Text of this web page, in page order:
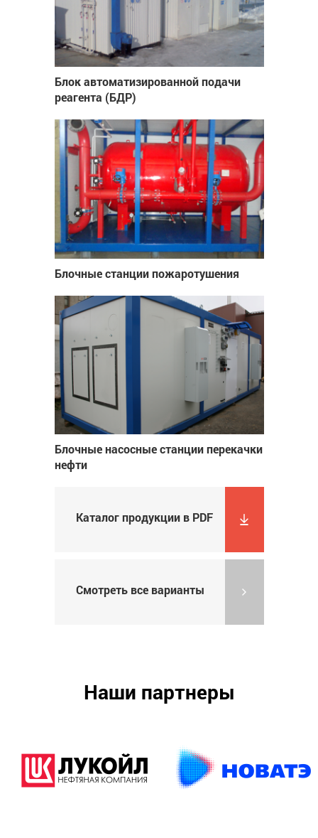
Блок автоматизированной подачи
реагента (БДР)
Блочные станции пожаротушения
Блочные насосные станции перекачки
нефти
Каталог продукции в PDF
Смотреть все варианты
Наши партнеры